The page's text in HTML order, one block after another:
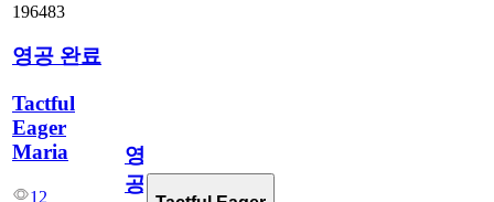
196483
영공 완료
Tactful
Eager
Maria
12
영
공